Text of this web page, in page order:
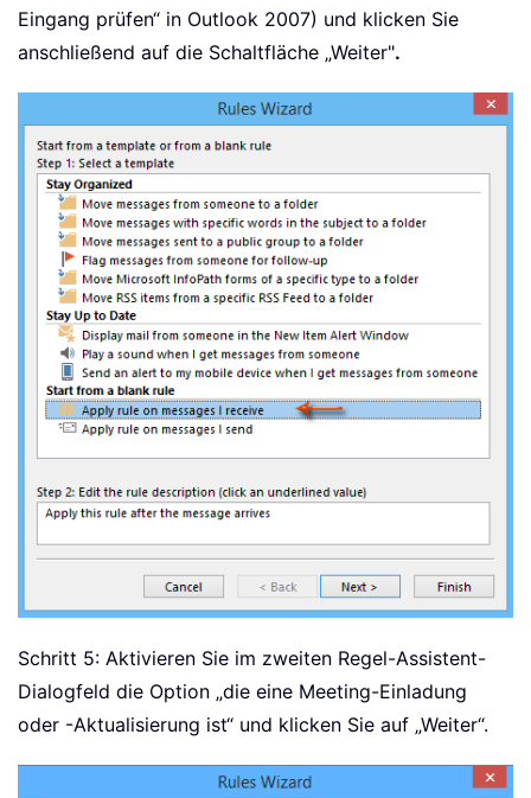
Eingang prüfen“ in Outlook 2007) und klicken Sie
anschließend auf die Schaltfläche „Weiter".
Schritt 5: Aktivieren Sie im zweiten Regel-Assistent-
Dialogfeld die Option „die eine Meeting-Einladung
oder -Aktualisierung ist“ und klicken Sie auf „Weiter“.